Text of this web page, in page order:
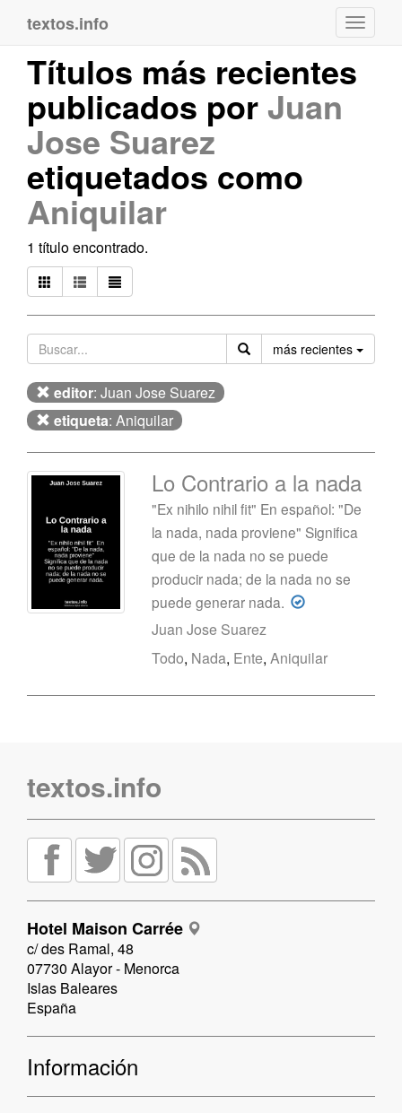
textos.info
Títulos más recientes
publicados por Juan
Jose Suarez
etiquetados como
Aniquilar
1 título encontrado.
más recientes
editor: Juan Jose Suarez
etiqueta: Aniquilar
Lo Contrario a la nada
"Ex nihilo nihil fit" En español: "De
la nada, nada proviene" Significa
que de la nada no se puede
producir nada; de la nada no se
puede generar nada.
Juan Jose Suarez
Todo, Nada, Ente,Aniquilar
textos.info
Hotel Maison Carrée
c/ des Ramal, 48
07730 Alayor - Menorca
Islas Baleares
España
Información